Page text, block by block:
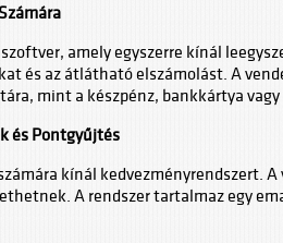
amely egyszerre kínál
és az átlátható elszámolást. A
mint a készpénz, bankkártya
és Pontgyűjtés
kínál kedvezményrendszert.
A rendszer tartalmaz egy